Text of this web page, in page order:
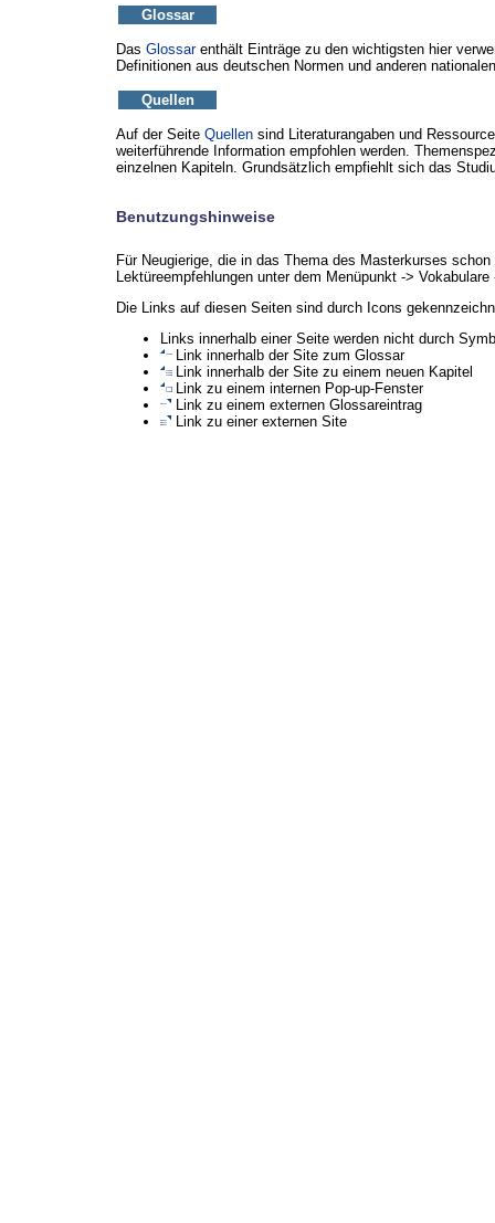
Glossar
Das Glossarenthält Einträge zu den wichtigsten hier
Definitionen aus deutschen Normen und anderen
Quellen
Auf der Seite Quellen sind Literaturangaben und
weiterführende Information empfohlen werden.
einzelnen Kapiteln. Grundsätzlich empfiehlt sich das
Benutzungshinweise
Für Neugierige, die in das Thema des Masterkurses
Lektüreempfehlungen unter dem Menüpunkt ->
Die Links auf diesen Seiten sind durch Icons
Links innerhalb einer Seite werden nicht durch
Link innerhalb der Site zum Glossar
Link innerhalb der Site zu einem neuen Kapitel
Link zu einem internen Pop-up-Fenster
Link zu einem externen Glossareintrag
Link zu einer externen Site